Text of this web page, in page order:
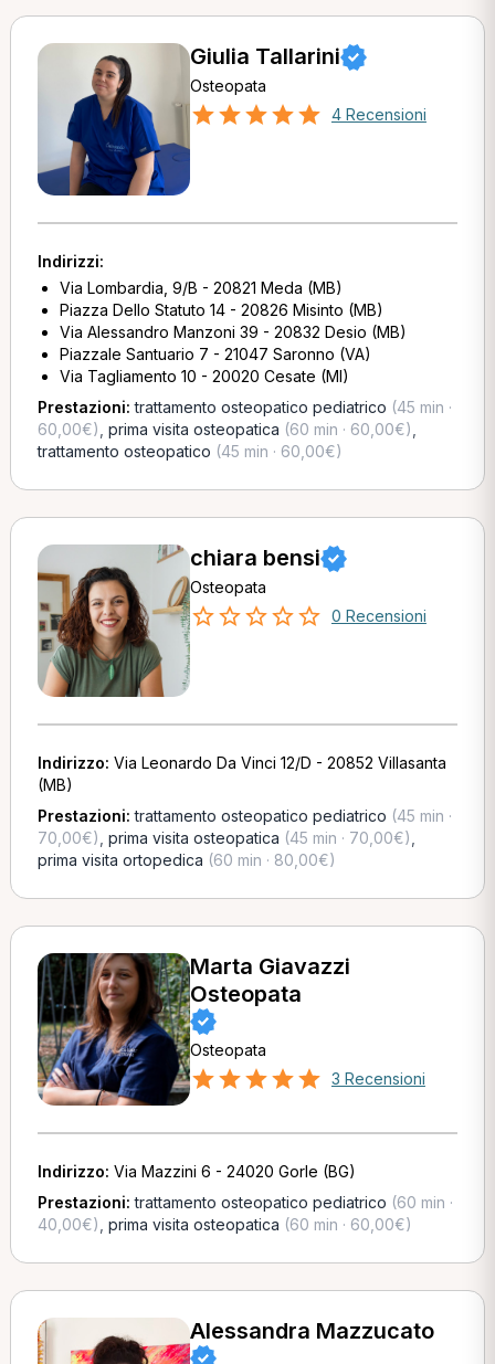
Giulia Tallarini
Osteopata
4 Recensioni
Indirizzi:
Via Lombardia, 9/B - 20821 Meda (MB)
Piazza Dello Statuto 14 - 20826 Misinto (MB)
Via Alessandro Manzoni 39 - 20832 Desio (MB)
Piazzale Santuario 7 - 21047 Saronno (VA)
Via Tagliamento 10 - 20020 Cesate (MI)
Prestazioni:trattamento osteopatico pediatrico (45 min ·
60,00€) prima visita osteopatica (60 min · 60,00€)
trattamento osteopatico (45 min · 60,00€)
chiara bensi
Osteopata
0 Recensioni
Indirizzo: Via Leonardo Da Vinci 12/D - 20852 Villasanta
(MB)
Prestazioni:trattamento osteopatico pediatrico (45 min ·
70,00€) prima visita osteopatica (45 min · 70,00€)
prima visita ortopedica (60 min · 80,00€)
Marta Giavazzi
Osteopata
Osteopata
3 Recensioni
Indirizzo: Via Mazzini 6 - 24020 Gorle (BG)
Prestazioni:trattamento osteopatico pediatrico (60 min ·
40,00€) prima visita osteopatica (60 min · 60,00€)
Alessandra Mazzucato